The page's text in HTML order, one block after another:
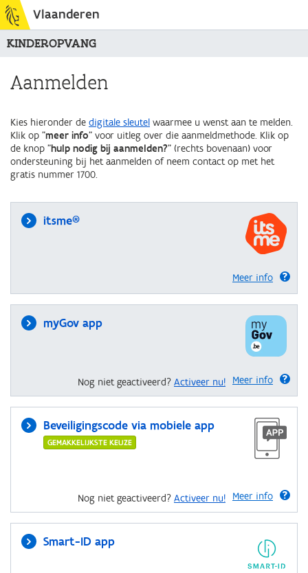
Vlaanderen
KINDEROPVANG
Aanmelden
Kies hieronder de digitale sleutel waarmee u wenst aan te melden.
Klik op "meer info" voor uitleg over die aanmeldmethode. Klik op
de knop "hulp nodig bij aanmelden?" (rechts bovenaan) voor
ondersteuning bij het aanmelden of neem contact op met het
gratis nummer 1700.
itsme®
Meer info
myGov app
Meer info
Nog niet geactiveerd? Activeer nu!
Beveiligingscode via mobiele app
GEMAKKELIJKSTE KEUZE
Meer info
Nog niet geactiveerd? Activeer nu!
Smart-ID app